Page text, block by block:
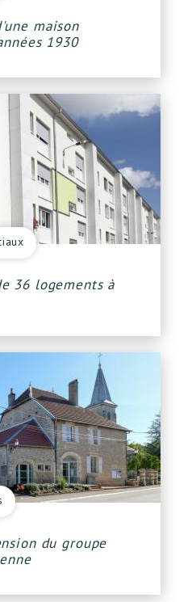
maison
1930
36 logements à
du groupe